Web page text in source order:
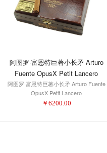
阿图罗·富恩特巨著小长矛 Arturo
Fuente OpusX Petit Lancero
阿图罗·富恩特巨著小长矛 Arturo Fuente
OpusX Petit Lancero
￥ 6200.00